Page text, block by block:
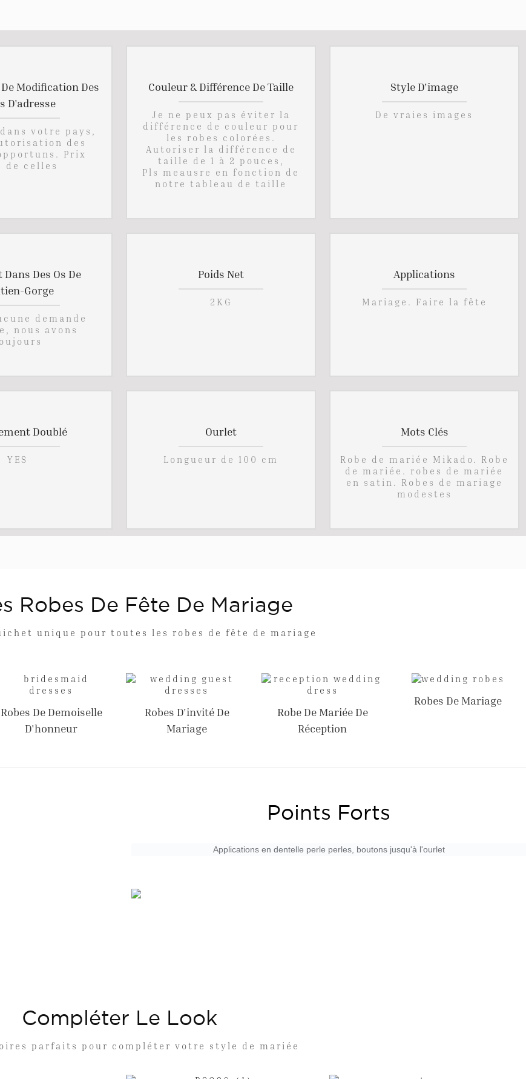
Modification Des
D'adresse
dans votre pays,
des
Prix
de celles
Couleur & Différence De Taille
Je ne peux pas éviter la
différence de couleur pour
les robes colorées.
Autoriser la différence de
taille de 1 à 2 pouces,
Pls meausre en fonction de
notre tableau de taille
Style D'image
De vraies images
Des Os De
Gorge
demande
nous avons
Poids Net
2KG
Applications
Mariage. Faire la fête
Doublé
YES
Ourlet
Longueur de 100 cm
Mots Clés
Robe de mariée Mikado. Robe
de mariée. robes de mariée
en satin. Robes de mariage
modestes
Robes De Fête De Mariage
unique pour toutes les robes de fête de mariage
Robes De Demoiselle
D'honneur
Robes D'invité De
Mariage
Robe De Mariée De
Réception
Robes De Mariage
Points Forts
Applications en dentelle perle perles, boutons jusqu'à l'ourlet
Compléter Le Look
parfaits pour compléter votre style de mariée